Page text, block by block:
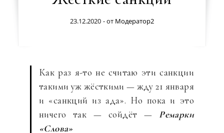
23.12.2020 - от Модератор2
Как раз я-то не считаю эти санкции
такими уж жёсткими — жду 21 января
и «санкций из ада». Но пока и это
ничего так — сойдёт — Ремарки
«Слова»